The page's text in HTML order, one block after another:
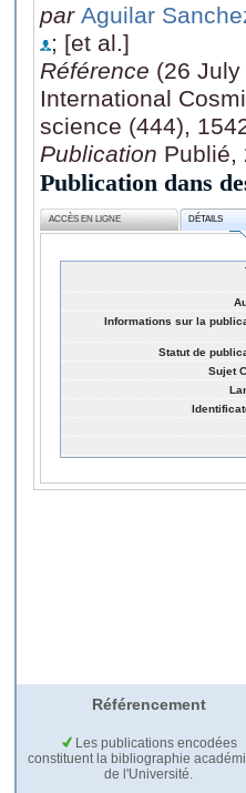
par Aguilar
; [et al.]
Référence (26
International
science (444),
Publication Publié,
Publication dans
ACCÈS EN LIGNE DÉTAILS
Informations sur la
Statut de
Sujet
Référencement
Les publications encodées
constituent la bibliographie
de l'Université.